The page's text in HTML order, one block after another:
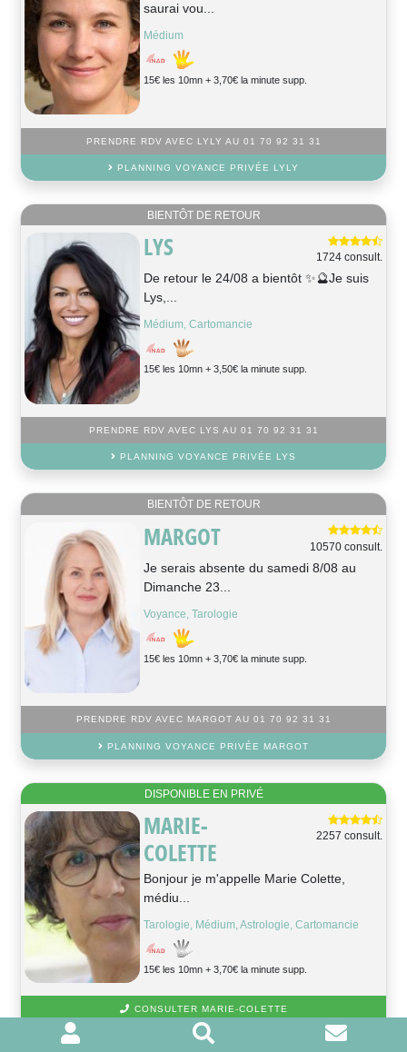
saurai vou...
Médium
15€ les 10mn + 3,70€ la minute supp.
PRENDRE RDV AVEC LYLY AU 01 70 92 31 31
PLANNING VOYANCE PRIVÉE LYLY
BIENTÔT DE RETOUR
LYS 1724 consult.
De retour le 24/08 a bientôt ✨🔮Je suis
Lys,...
Médium, Cartomancie
15€ les 10mn + 3,50€ la minute supp.
PRENDRE RDV AVEC LYS AU 01 70 92 31 31
PLANNING VOYANCE PRIVÉE LYS
BIENTÔT DE RETOUR
MARGOT 10570 consult.
Je serais absente du samedi 8/08 au
Dimanche 23...
Voyance, Tarologie
15€ les 10mn + 3,70€ la minute supp.
PRENDRE RDV AVEC MARGOT AU 01 70 92 31 31
PLANNING VOYANCE PRIVÉE MARGOT
DISPONIBLE EN PRIVÉ
MARIE-
COLETTE
2257 consult.
Bonjour je m'appelle Marie Colette,
médiu...
Tarologie, Médium, Astrologie, Cartomancie
15€ les 10mn + 3,70€ la minute supp.
CONSULTER MARIE-COLETTE
PLANNING VOYANCE PRIVÉE MARIE-COLETTE